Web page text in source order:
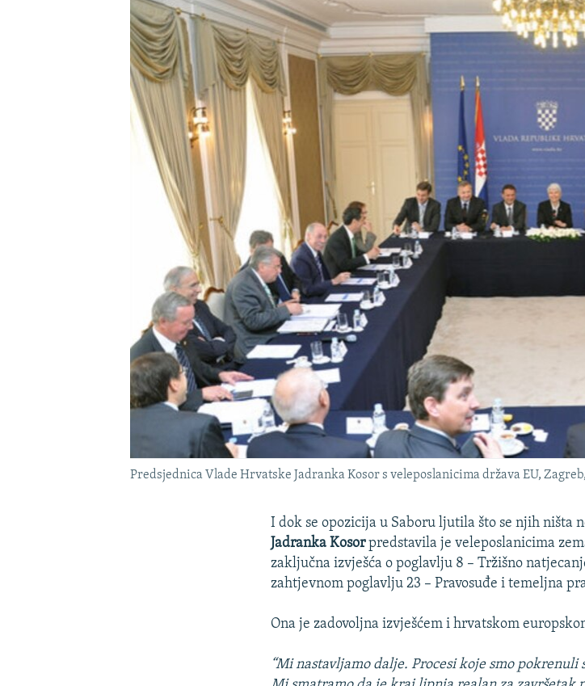
POPLAVE I KLIZIŠTA U BIH 2024.
NASTANAK I RASPAD JUGOSLAVIJE
Predsjednica Vlade Hrvatske Jadranka Kosor s veleposlanicima država EU, Zagreb,
I dok se opozicija u Saboru ljutila što se njih ništa
Jadranka Kosorpredstavila je veleposlanicima
zaključna izvješća o poglavlju 8 – Tržišno
zahtjevnom poglavlju 23 – Pravosuđe i temeljna
Ona je zadovoljna izvješćem i hrvatskom
“Mi nastavljamo dalje. Procesi koje smo